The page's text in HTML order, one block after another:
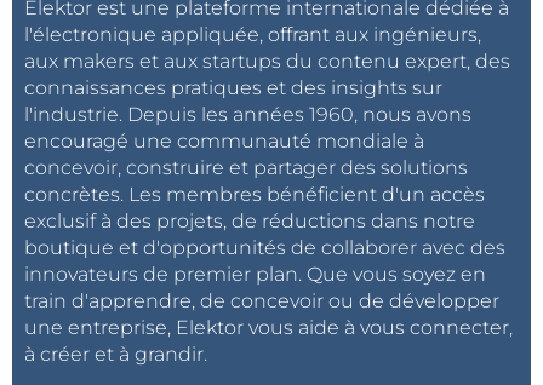
Elektor est une plateforme internationale dédiée à
l'électronique appliquée, offrant aux ingénieurs,
aux makers et aux startups du contenu expert, des
connaissances pratiques et des insights sur
l'industrie. Depuis les années 1960, nous avons
encouragé une communauté mondiale à
concevoir, construire et partager des solutions
concrètes. Les membres bénéficient d'un accès
exclusif à des projets, de réductions dans notre
boutique et d'opportunités de collaborer avec des
innovateurs de premier plan. Que vous soyez en
train d'apprendre, de concevoir ou de développer
une entreprise, Elektor vous aide à vous connecter,
à créer et à grandir.